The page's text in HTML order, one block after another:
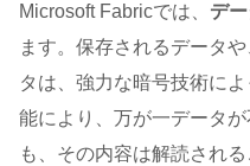
Microsoft Fabricでは、 デ
ます。保存されるデータ
タは、強力な暗号技術に
能により、万が一データ
も、その内容は解読される